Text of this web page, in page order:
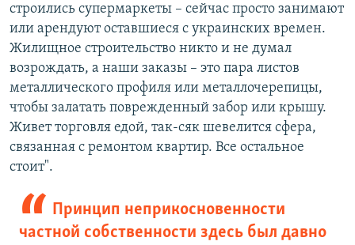
строились супермаркеты – сейчас просто занимают
или арендуют оставшиеся с украинских времен.
Жилищное строительство никто и не думал
возрождать, а наши заказы – это пара листов
металлического профиля или металлочерепицы,
чтобы залатать поврежденный забор или крышу.
Живет торговля едой, так-сяк шевелится сфера,
связанная с ремонтом квартир. Все остальное
стоит".
Принцип неприкосновенности
частной собственности здесь был давно